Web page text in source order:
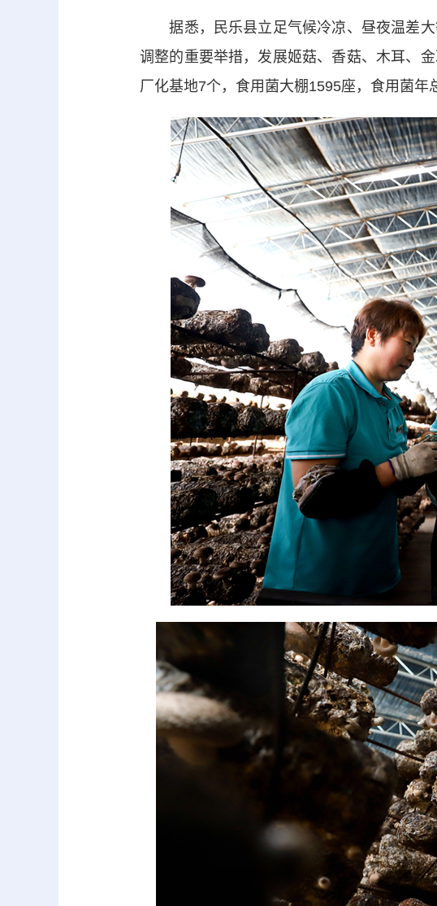
据悉，民乐县立足气候冷凉、昼夜温差大
调整的重要举措，发展姬菇、香菇、木耳、
厂化基地7个，食用菌大棚1595座，食用菌年